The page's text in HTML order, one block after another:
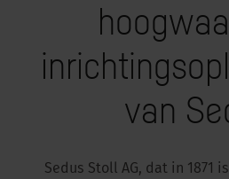
van
Sedus Stoll AG, dat in 1871